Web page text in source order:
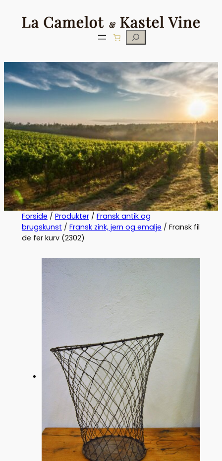
Søg
Forside / Produkter/ Fransk antik og
brugskunst / Fransk zink, jern og emalje / Fransk fil
de fer kurv (2302)